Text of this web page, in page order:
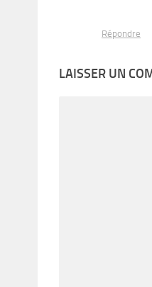
Répondre
LAISSER UN